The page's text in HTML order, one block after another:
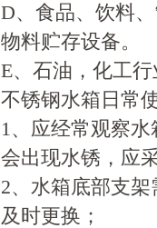
D、食品、饮料
物料贮存设备。
E、石油，化工
不锈钢水箱日常
1、应经常观察
会出现水锈，应
2、水箱底部支
及时更换；